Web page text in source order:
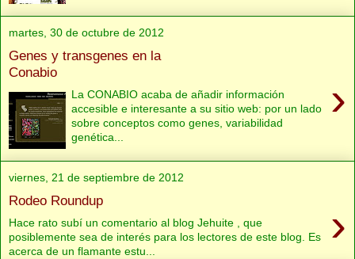
martes, 30 de octubre de 2012
Genes y transgenes en la
Conabio
›
La CONABIO acaba de añadir información
accesible e interesante a su sitio web: por un lado
sobre conceptos como genes, variabilidad
genética...
viernes, 21 de septiembre de 2012
Rodeo Roundup ›
Hace rato subí un comentario al blog Jehuite , que
posiblemente sea de interés para los lectores de este blog. Es
acerca de un flamante estu...